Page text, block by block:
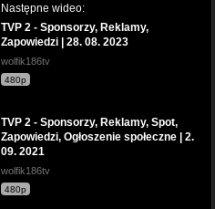
Następne wideo:
TVP 2 - Sponsorzy, Reklamy,
Zapowiedzi | 28. 08. 2023
wolfik186tv
480p
TVP 2 - Sponsorzy, Reklamy, Spot,
Zapowiedzi, Ogłoszenie społeczne | 2.
09. 2021
wolfik186tv
480p